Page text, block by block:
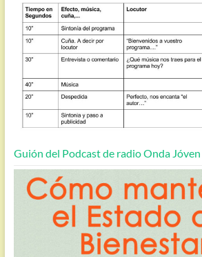
Guión del Podcast de radio Onda Jóven